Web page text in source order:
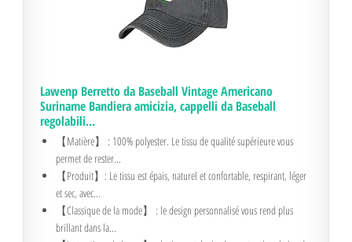
Lawenp Berretto da Baseball Vintage Americano
Suriname Bandiera amicizia, cappelli da Baseball
regolabili...
【Matière】 : 100% polyester. Le tissu de qualité supérieure vous
permet de rester...
【Produit】: Le tissu est épais, naturel et confortable, respirant, léger
et sec, avec...
【Classique de la mode】 : le design personnalisé vous rend plus
brillant dans la...